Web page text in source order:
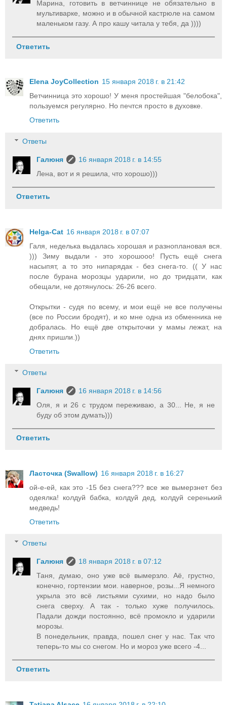
Марина, готовить в ветчиннице не обязательно в
мультиварке, можно и в обычной кастрюле на самом
маленьком газу. А про кашу читала у тебя, да ))))
Ответить
Elena JoyCollection 15 января 2018 г. в 21:42
Ветчинница это хорошо! У меня простейшая "белобока",
пользуемся регулярно. Но печтся просто в духовке.
Ответить
Ответы
Галюня
16 января 2018 г. в 14:55
Лена, вот и я решила, что хорошо)))
Ответить
Helga-Cat 16 января 2018 г. в 07:07
Галя, неделька выдалась хорошая и разноплановая вся.
))) Зиму выдали - это хорошооо! Пусть ещё снега
насыпят, а то это нипарядак - без снега-то. (( У нас
после бурана морозцы ударили, но до тридцати, как
обещали, не дотянулось: 26-26 всего.
Открытки - судя по всему, и мои ещё не все получены
(все по России бродят), и ко мне одна из обменника не
добралась. Но ещё две открыточки у мамы лежат, на
днях пришли.))
Ответить
Ответы
Галюня
16 января 2018 г. в 14:56
Оля, я и 26 с трудом переживаю, а 30... Не, я не
буду об этом думать)))
Ответить
Ласточка (Swallow) 16 января 2018 г. в 16:27
ой-е-ей, как это -15 без снега??? все же вымерзнет без
одеялка! колдуй бабка, колдуй дед, колдуй серенький
медведь!
Ответить
Ответы
Галюня
18 января 2018 г. в 07:12
Таня, думаю, оно уже всё вымерзло. Аё, грустно,
конечно, гортензии мои. наверное, розы...Я немного
укрыла это всё листьями сухими, но надо было
снега сверху. А так - только хуже получилось.
Падали дожди постоянно, всё промокло и ударили
морозы.
В понедельник, правда, пошел снег у нас. Так что
теперь-то мы со снегом. Но и мороз уже всего -4...
Ответить